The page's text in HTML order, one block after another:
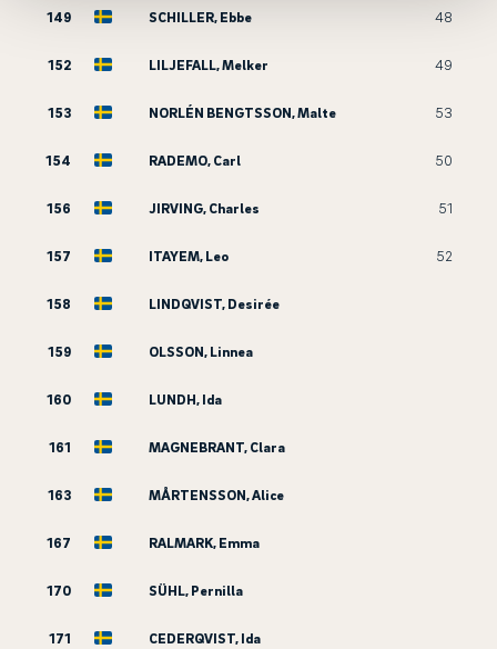
149 SCHILLER, Ebbe 48
152 LILJEFALL, Melker 49
153 NORLÉN BENGTSSON, Malte 53
154 RADEMO, Carl 50
156 JIRVING, Charles 51
157 ITAYEM, Leo 52
158 LINDQVIST, Desirée
159 OLSSON, Linnea
160 LUNDH, Ida
161 MAGNEBRANT, Clara
163 MÅRTENSSON, Alice
167 RALMARK, Emma
170 SÜHL, Pernilla
171 CEDERQVIST, Ida